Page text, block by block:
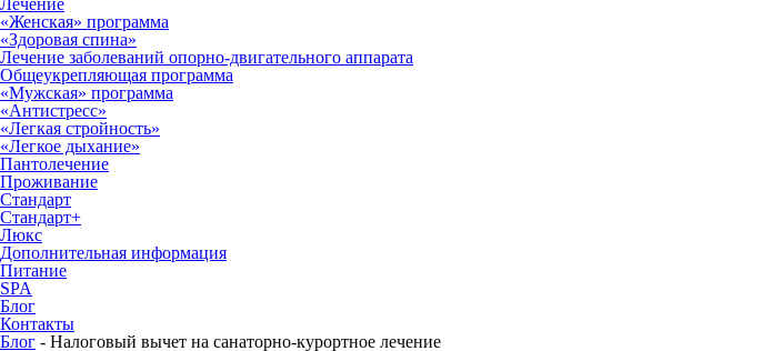
Лечение
«Женская» программа
«Здоровая спина»
Лечение заболеваний опорно-двигательного аппарата
Общеукрепляющая программа
«Мужская» программа
«Антистресс»
«Легкая стройность»
«Легкое дыхание»
Пантолечение
Проживание
Стандарт
Стандарт+
Люкс
Дополнительная информация
Питание
SPA
Блог
Контакты
Блог - Налоговый вычет на санаторно-курортное лечение